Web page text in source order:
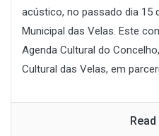
acústico, no passado dia 15
Municipal das Velas. Este
Agenda Cultural do
Cultural das Velas, em